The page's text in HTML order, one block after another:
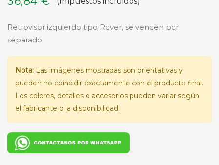
Retrovisor izquierdo tipo Rover, se venden por
separado
Nota: Las imágenes mostradas son orientativas y
pueden no coincidir exactamente con el producto final.
Los colores, detalles o accesorios pueden variar según
el fabricante o la disponibilidad.